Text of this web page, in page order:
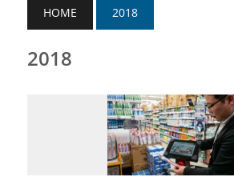
HOME 2018
2018